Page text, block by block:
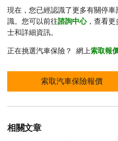
現在，您已經認識了更多有關停
識。您可以前往諮詢中心，查看更
士和詳細資訊。
正在挑選汽車保險？ 網上索取報
索取汽車保險報價
相關文章